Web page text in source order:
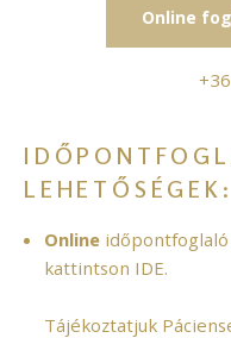
Online
LEHETŐSÉGEK:
Onlineidőpontfoglaló
kattintson IDE.
Tájékoztatjuk